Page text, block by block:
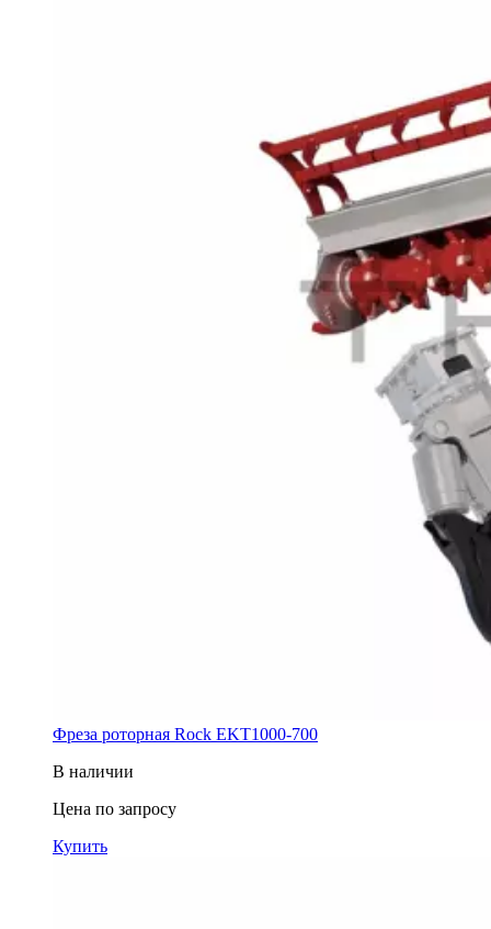
Фреза роторная Rock EKT1000-700
В наличии
Цена по запросу
Купить